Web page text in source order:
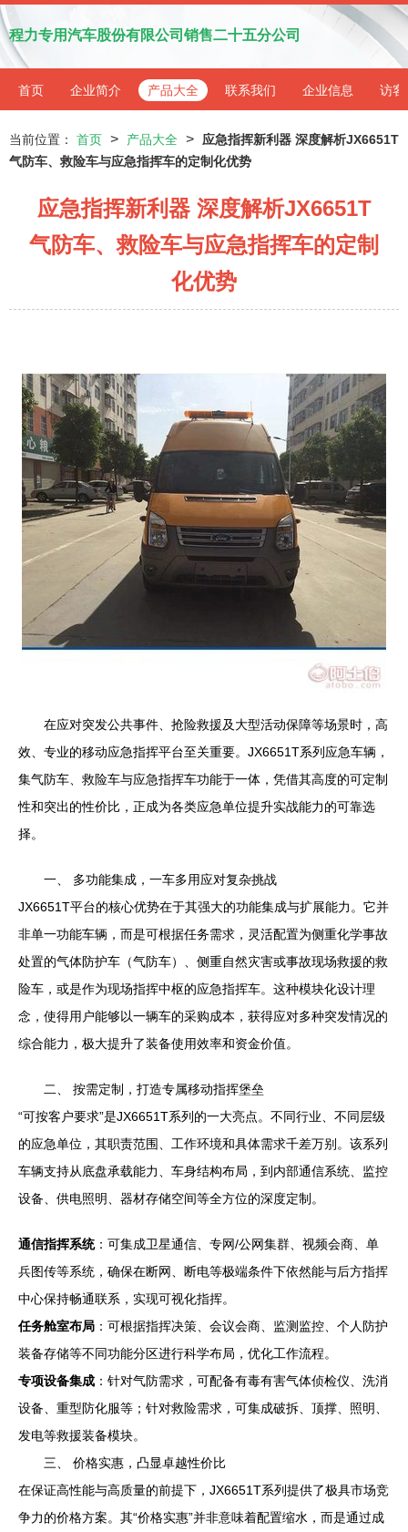
程力专用汽车股份有限公司销售二十五分公司
首页 企业简介 产品大全 联系我们 企业信息 访客
当前位置： 首页 > 产品大全 >
应急指挥新利器 深度解析JX6651T
气防车、救险车与应急指挥车的定制化优势
应急指挥新利器 深度解析JX6651T
气防车、救险车与应急指挥车的定制
化优势
在应对突发公共事件、抢险救援及大型活动保障等场景时，高
效、专业的移动应急指挥平台至关重要。JX6651T系列应急车辆，
集气防车、救险车与应急指挥车功能于一体，凭借其高度的可定制
性和突出的性价比，正成为各类应急单位提升实战能力的可靠选
择。
一、 多功能集成，一车多用应对复杂挑战
JX6651T平台的核心优势在于其强大的功能集成与扩展能力。它并
非单一功能车辆，而是可根据任务需求，灵活配置为侧重化学事故
处置的气体防护车（气防车）、侧重自然灾害或事故现场救援的救
险车，或是作为现场指挥中枢的应急指挥车。这种模块化设计理
念，使得用户能够以一辆车的采购成本，获得应对多种突发情况的
综合能力，极大提升了装备使用效率和资金价值。
二、 按需定制，打造专属移动指挥堡垒
“可按客户要求”是JX6651T系列的一大亮点。不同行业、不同层级
的应急单位，其职责范围、工作环境和具体需求千差万别。该系列
车辆支持从底盘承载能力、车身结构布局，到内部通信系统、监控
设备、供电照明、器材存储空间等全方位的深度定制。
通信指挥系统：可集成卫星通信、专网/公网集群、视频会商、单
兵图传等系统，确保在断网、断电等极端条件下依然能与后方指挥
中心保持畅通联系，实现可视化指挥。
任务舱室布局 ：可根据指挥决策、会议会商、监测监控、个人防护
装备存储等不同功能分区进行科学布局，优化工作流程。
专项设备集成 ：针对气防需求，可配备有毒有害气体侦检仪、洗消
设备、重型防化服等；针对救险需求，可集成破拆、顶撑、照明、
发电等救援装备模块。
三、 价格实惠，凸显卓越性价比
在保证高性能与高质量的前提下，JX6651T系列提供了极具市场竞
争力的价格方案。其“价格实惠”并非意味着配置缩水，而是通过成